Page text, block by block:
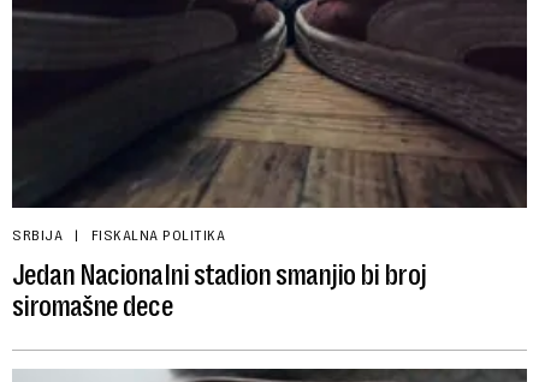
SRBIJA FISKALNA POLITIKA
Jedan Nacionalni stadion smanjio bi broj
siromašne dece